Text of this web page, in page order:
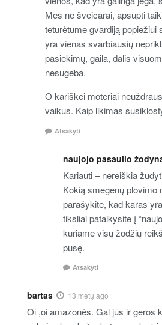
Mes ne šveicarai, apsupti
teturėtume gvardiją popiežiui
yra vienas svarbiausių
pasiekimų, gaila, dalis
nesugeba.
O kariškei moteriai
vaikus. Kaip likimas
Atsakyti
naujojo pasaulio
Kariauti – nereiškia
Kokią smegenų plovimo
parašykite, kad karas
tiksliai pataikysite į
kuriame visų žodžių
pusę.
Atsakyti
bartas 13 metų ago
Oi ,oi amazonės. Gal jūs ir geros